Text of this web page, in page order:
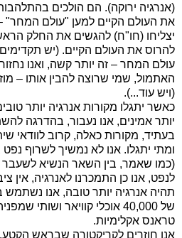
(אנרגיה ירוקה). הם הולכים
את העולם הקיים למען "עולם המחר"
יצליחו (חו"ח) להגשים את החלק
להרוס את העולם הקיים. (יש
עולם המחר – זה יותר קשה, ואנו
האתמול, שמי שרוצה להבין אותו –
(ויש עוד...).
כאשר יתגלו מקורות אנרגיה יותר
יותר אמינים, אנו נעבור, בהדרגה
בעתיד, מקורות כאלה, קרוב לוודאי
ומתי יתגלו. אנו לא נמשיך לשרוף
(כמו שאמר, בין השאר הנשיא לשעבר
לנפט, אנו כן התמכרנו לאנרגיה, אין
תהיה אנרגיה יותר טובה, אנו
של 40,000 אוכלי קוויאר ושותי
טראנס אקלימיות.
אנו חוזרים לקריקטורה שבראש